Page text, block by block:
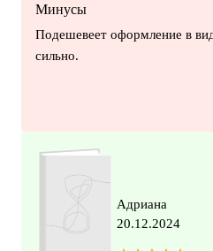
Минусы
Подешевеет оформление в
сильно.
Адриана
20.12.2024